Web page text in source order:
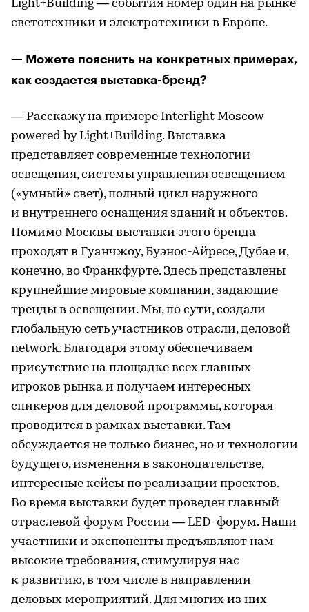
Light+Building — события номер один на рынке
светотехники и электротехники в Европе.
— Можете пояснить на конкретных примерах,
как создается выставка-бренд?
— Расскажу на примере Interlight Moscow
powered by Light+Building. Выставка
представляет современные технологии
освещения, системы управления освещением
(«умный» свет), полный цикл наружного
и внутреннего оснащения зданий и объектов.
Помимо Москвы выставки этого бренда
проходят в Гуанчжоу, Буэнос-Айресе, Дубае и,
конечно, во Франкфурте. Здесь представлены
крупнейшие мировые компании, задающие
тренды в освещении. Мы, по сути, создали
глобальную сеть участников отрасли, деловой
network. Благодаря этому обеспечиваем
присутствие на площадке всех главных
игроков рынка и получаем интересных
спикеров для деловой программы, которая
проводится в рамках выставки. Там
обсуждается не только бизнес, но и технологии
будущего, изменения в законодательстве,
интересные кейсы по реализации проектов.
Во время выставки будет проведен главный
отраслевой форум России — LED-форум. Наши
участники и экспоненты предъявляют нам
высокие требования, стимулируя нас
к развитию, в том числе в направлении
деловых мероприятий. Для многих из них